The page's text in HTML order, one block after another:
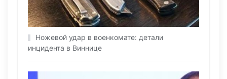
Ножевой удар в военкомате: детали
инцидента в Виннице